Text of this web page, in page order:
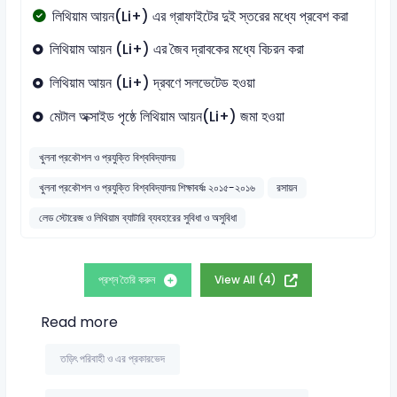
লিথিয়াম আয়ন(Li+) এর গ্রাফাইটের দুই স্তরের মধ্যে প্রবেশ করা
লিথিয়াম আয়ন (Li+) এর জৈব দ্রাবকের মধ্যে বিচরন করা
লিথিয়াম আয়ন (Li+) দ্রবণে সলভেটেড হওয়া
মেটাল অক্সাইড পৃষ্ঠে লিথিয়াম আয়ন(Li+) জমা হওয়া
খুলনা প্রকৌশল ও প্রযুক্তি বিশ্ববিদ্যালয়
খুলনা প্রকৌশল ও প্রযুক্তি বিশ্ববিদ্যালয় শিক্ষাবর্ষঃ ২০১৫-২০১৬
রসায়ন
লেড স্টোরেজ ও লিথিয়াম ব্যাটারি ব্যবহারের সুবিধা ও অসুবিধা
প্রশ্ন তৈরি করুন View All (4)
Read more
তড়িৎ পরিবাহী ও এর প্রকারভেদ